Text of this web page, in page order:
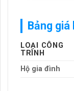
Bảng giá
LOẠI CÔNG
TRÌNH
Hộ gia đình